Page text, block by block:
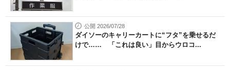
公開 2026/07/28
ダイソーのキャリーカートに“フタ”を乗せるだ
けで…… 「これは良い」目からウロコ...